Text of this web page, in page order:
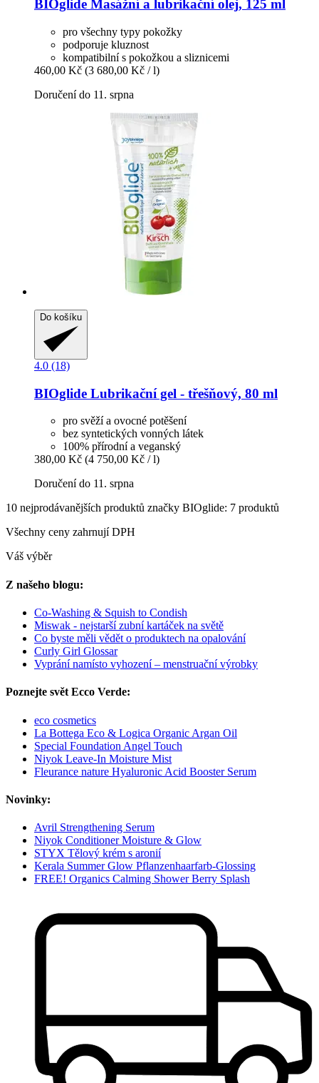
BIOglide Masážní a lubrikační olej, 125 ml
pro všechny typy pokožky
podporuje kluznost
kompatibilní s pokožkou a sliznicemi
460,00 Kč (3 680,00 Kč / l)
Doručení do 11. srpna
Do košíku
4.0 (18)
BIOglide Lubrikační gel -​ třešňový, 80 ml
pro svěží a ovocné potěšení
bez syntetických vonných látek
100% přírodní a veganský
380,00 Kč (4 750,00 Kč / l)
Doručení do 11. srpna
10 nejprodávanějších produktů značky BIOglide: 7 produktů
Všechny ceny zahrnují DPH
Váš výběr
Z našeho blogu:
Co-Washing & Squish to Condish
Miswak - nejstarší zubní kartáček na světě
Co byste měli vědět o produktech na opalování
Curly Girl Glossar
Vyprání namísto vyhození – menstruační výrobky
Poznejte svět Ecco Verde:
eco cosmetics
La Bottega Eco & Logica Organic Argan Oil
Special Foundation Angel Touch
Niyok Leave-In Moisture Mist
Fleurance nature Hyaluronic Acid Booster Serum
Novinky:
Avril Strengthening Serum
Niyok Conditioner Moisture & Glow
STYX Tělový krém s aronií
Kerala Summer Glow Pflanzenhaarfarb-Glossing
FREE! Organics Calming Shower Berry Splash